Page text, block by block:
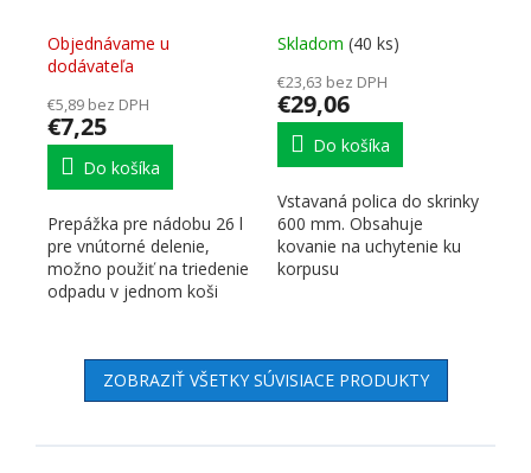
Objednávame u
dodávateľa
€5,89 bez DPH
€7,25
Do košíka
Prepážka pre nádobu 26 l
pre vnútorné delenie,
možno použiť na triedenie
odpadu v jednom koši
Skladom (40 ks)
€23,63 bez DPH
€29,06
Do košíka
Vstavaná polica do skrinky
600 mm. Obsahuje
kovanie na uchytenie ku
korpusu
ZOBRAZIŤ VŠETKY SÚVISIACE PRODUKTY